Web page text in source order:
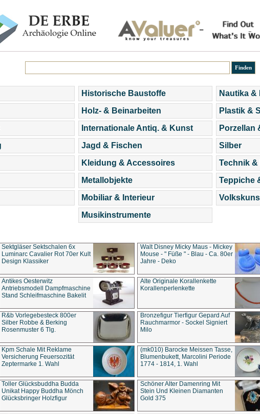
Historische Baustoffe
Holz- & Beinarbeiten
Internationale Antiq. & Kunst
Jagd & Fischen
Kleidung & Accessoires
Metallobjekte
Mobiliar & Interieur
Musikinstrumente
Nautika &
Plastik &
Porzellan
Silber
Technik
Teppiche
Sektgläser Sektschalen 6x
Luminarc Cavalier Rot 70er Kult
Design Klassiker
Walt Disney Micky Maus - Mickey
Mouse - " Füße " - Blau - Ca. 80er
Jahre - Deko
Antikes Oesterwitz
Antriebsmodell Dampfmaschine
Stand Schleifmaschine Bakelit
Alte Originale Korallenkette
Korallenperlenkette
R&b Vorlegebesteck 800er
Silber Robbe & Berking
Rosenmuster 6 Tlg.
Bronzefigur Tierfigur Gepard Auf
Rauchmarmor - Sockel Signiert
Milo
Kpm Schale Mit Reklame
Versicherung Feuersozität
Zeptermarke 1. Wahl
(mk010) Barocke Meissen Tasse,
Blumenbukett, Marcolini Periode
1774 - 1814, 1. Wahl
Toller Glücksbuddha Budda
Unikat Happy Buddha Mönch
Glücksbringer Holzfigur
Schöner Alter Damenring Mit
Stein Und Kleinen Diamanten
Gold 375